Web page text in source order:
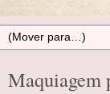
Maquiagem